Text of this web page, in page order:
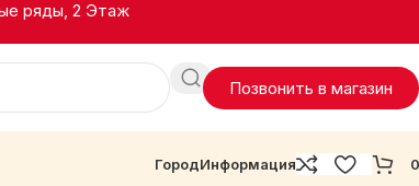
ряды, 2 Этаж
Позвонить в магазин
ГородИнформация 0